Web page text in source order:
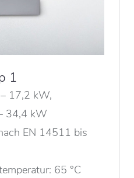
1
17,2 kW,
34,4 kW
EN 14511 bis
65 °C